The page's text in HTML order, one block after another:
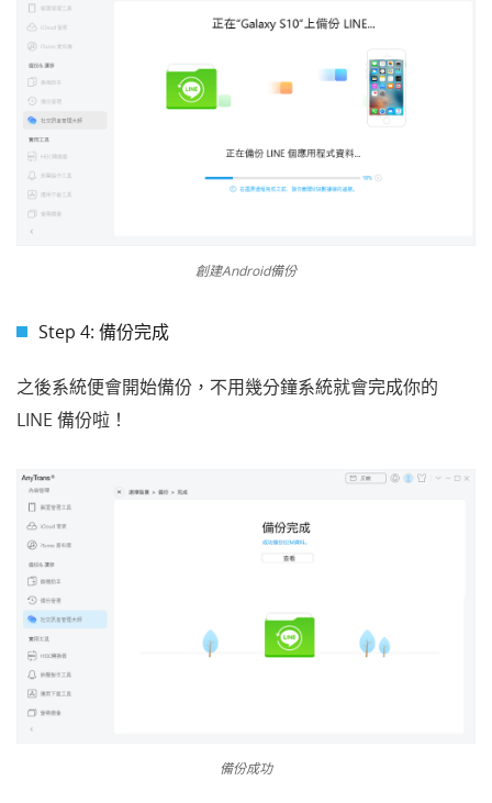
創建Android備份
Step 4: 備份完成
之後系統便會開始備份，不用幾分鐘系統就會完成你的
LINE 備份啦！
備份成功